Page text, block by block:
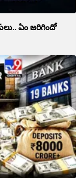
ఏం జరిగిందో